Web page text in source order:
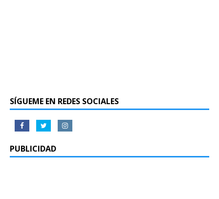
SÍGUEME EN REDES SOCIALES
PUBLICIDAD